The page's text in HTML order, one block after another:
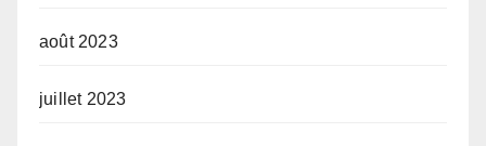
août 2023
juillet 2023